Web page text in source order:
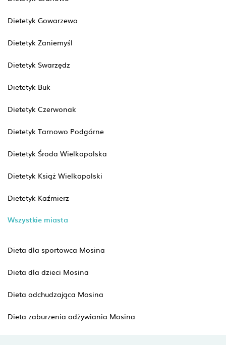
Dietetyk Gowarzewo
Dietetyk Zaniemyśl
Dietetyk Swarzędz
Dietetyk Buk
Dietetyk Czerwonak
Dietetyk Tarnowo Podgórne
Dietetyk Środa Wielkopolska
Dietetyk Książ Wielkopolski
Dietetyk Kaźmierz
Wszystkie miasta
Dieta dla sportowca Mosina
Dieta dla dzieci Mosina
Dieta odchudzająca Mosina
Dieta zaburzenia odżywiania Mosina